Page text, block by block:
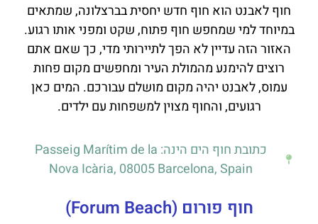
חוף לאבנט הוא חוף חדש יחסית בברצלונה, שמתאים
במיוחד למי שמחפש חוף פתוח, שקט ומפני אותו רגוע.
האזור הזה עדיין לא הפך לתיירותי מדי, כך שאם אתם
רוצים להימנע מהמולת העיר ומחפשים מקום פחות
עמוס, לאבנט יהיה מקום מושלם עבורכם. המים כאן
רגועים, והחוף מצוין למשפחות עם ילדים.
כתובת חוף הים הינה: Passeig Marítim de la
Nova Icària, 08005 Barcelona, Spain
חוף פורום (Forum Beach)